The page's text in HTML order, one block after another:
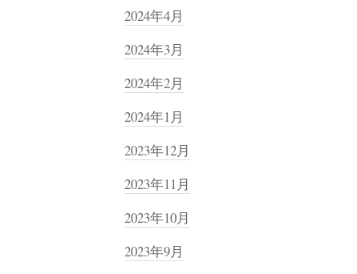
2024年4月
2024年3月
2024年2月
2024年1月
2023年12月
2023年11月
2023年10月
2023年9月